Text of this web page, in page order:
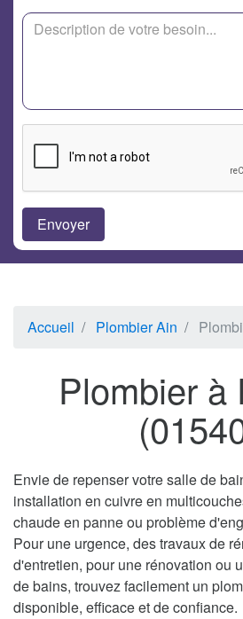
Accueil Plombier Ain
Plombier à
Envie de repenser votre salle de
installation en cuivre en
chaude en panne ou problème
Pour une urgence, des travaux de
d'entretien, pour une rénovation ou
de bains, trouvez facilement un
disponible, efficace et de confiance.